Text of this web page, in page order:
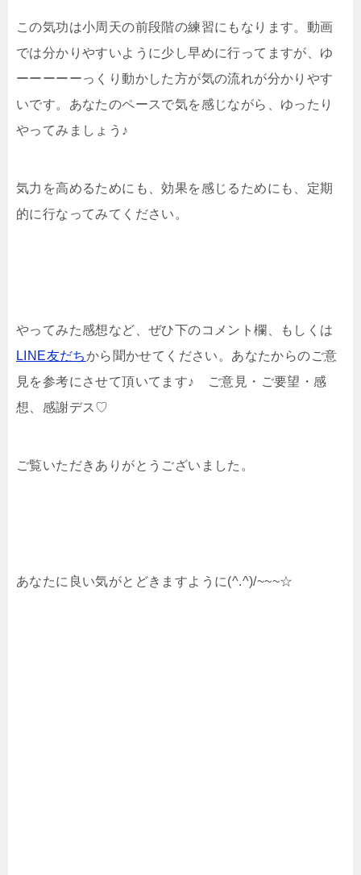
この気功は小周天の前段階の練習にもなります。動画
では分かりやすいように少し早めに行ってますが、ゆ
ーーーーーっくり動かした方が気の流れが分かりやす
いです。あなたのペースで気を感じながら、ゆったり
やってみましょう♪
気力を高めるためにも、効果を感じるためにも、定期
的に行なってみてください。
やってみた感想など、ぜひ下のコメント欄、もしくは
LINE友だちから聞かせてください。あなたからのご意
見を参考にさせて頂いてます♪ ご意見・ご要望・感
想、感謝デス♡
ご覧いただきありがとうございました。
あなたに良い気がとどきますように(^.^)/~~~☆